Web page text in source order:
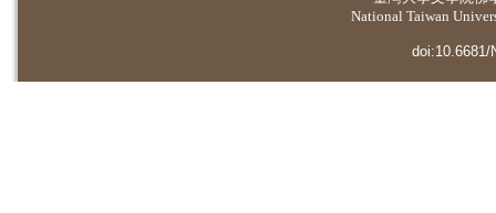
National Taiwan
doi:10.6681/